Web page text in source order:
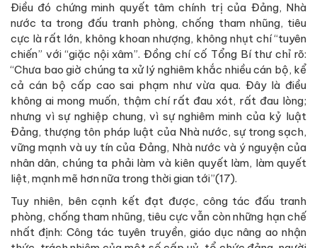
Điều đó chứng minh quyết tâm chính trị của Đảng, Nhà
nước ta trong đấu tranh phòng, chống tham nhũng, tiêu
cực là rất lớn, không khoan nhượng, không nhụt chí “tuyên
chiến” với “giặc nội xâm”. Đồng chí cố Tổng Bí thư chỉ rõ:
“Chưa bao giờ chúng ta xử lý nghiêm khắc nhiều cán bộ, kể
cả cán bộ cấp cao sai phạm như vừa qua. Đây là điều
không ai mong muốn, thậm chí rất đau xót, rất đau lòng;
nhưng vì sự nghiệp chung, vì sự nghiêm minh của kỷ luật
Đảng, thượng tôn pháp luật của Nhà nước, sự trong sạch,
vững mạnh và uy tín của Đảng, Nhà nước và ý nguyện của
nhân dân, chúng ta phải làm và kiên quyết làm, làm quyết
liệt, mạnh mẽ hơn nữa trong thời gian tới”(17).
Tuy nhiên, bên cạnh kết đạt được, công tác đấu tranh
phòng, chống tham nhũng, tiêu cực vẫn còn những hạn chế
nhất định: Công tác tuyên truyền, giáo dục nâng ao nhận